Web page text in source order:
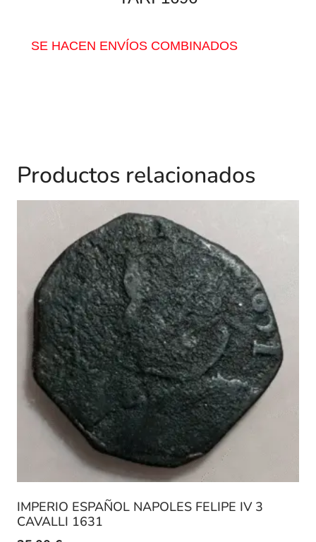
SE HACEN ENVÍOS COMBINADOS
Productos relacionados
IMPERIO ESPAÑOL NAPOLES FELIPE IV 3
CAVALLI 1631